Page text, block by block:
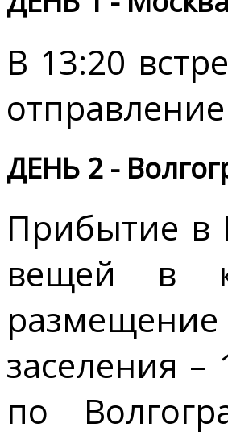
В 13:20
ДЕНЬ 2 -
Прибытие в
вещей в
заселения –
по